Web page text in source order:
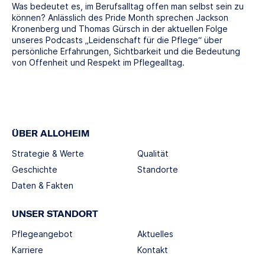
Was bedeutet es, im Berufsalltag offen man selbst sein zu
können? Anlässlich des Pride Month sprechen Jackson
Kronenberg und Thomas Gürsch in der aktuellen Folge
unseres Podcasts „Leidenschaft für die Pflege“ über
persönliche Erfahrungen, Sichtbarkeit und die Bedeutung
von Offenheit und Respekt im Pflegealltag.
ÜBER ALLOHEIM
Strategie & Werte
Geschichte
Daten & Fakten
Qualität
Standorte
UNSER STANDORT
Pflegeangebot
Karriere
Aktuelles
Kontakt